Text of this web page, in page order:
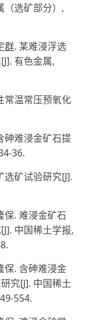
选矿部分） ,
群. 某难浸浮选
[J]. 有色金属,
常温常压预氧化
砷难浸金矿石提
36.
选矿试验研究[J].
保. 难浸金矿石
[J]. 中国稀土学报,
保. 含砷难浸金
究[J]. 中国稀土
554.